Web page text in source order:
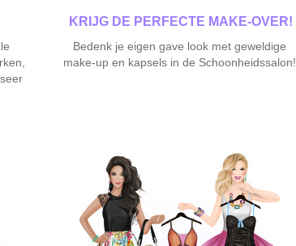
KRIJG DE PERFECTE MAKE-OVER!
Bedenk je eigen gave look met geweldige
make-up en kapsels in de Schoonheidssalon!